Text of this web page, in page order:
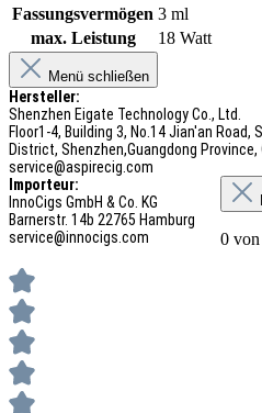
Fassungsvermögen 3 ml
max. Leistung
18 Watt
Menü schließen
Hersteller:
Shenzhen Eigate Technology Co., Ltd.
Floor1-4, Building 3, No.14 Jian'an Road,
District, Shenzhen,Guangdong Province,
service@aspirecig.com
Importeur:
InnoCigs GmbH & Co. KG
Barnerstr. 14b 22765 Hamburg
service@innocigs.com
0